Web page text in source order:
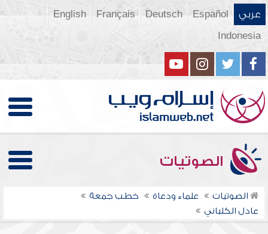
عربي Español
Deutsch
Français
English
Indonesia
الصوتيات
الصوتيات علماء ودعاة
خطب جمعة
عادل الكلباني